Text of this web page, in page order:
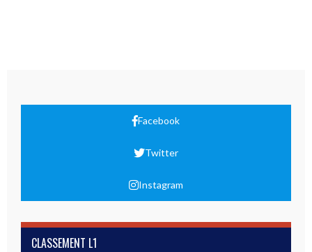
Facebook
Twitter
Instagram
CLASSEMENT L1